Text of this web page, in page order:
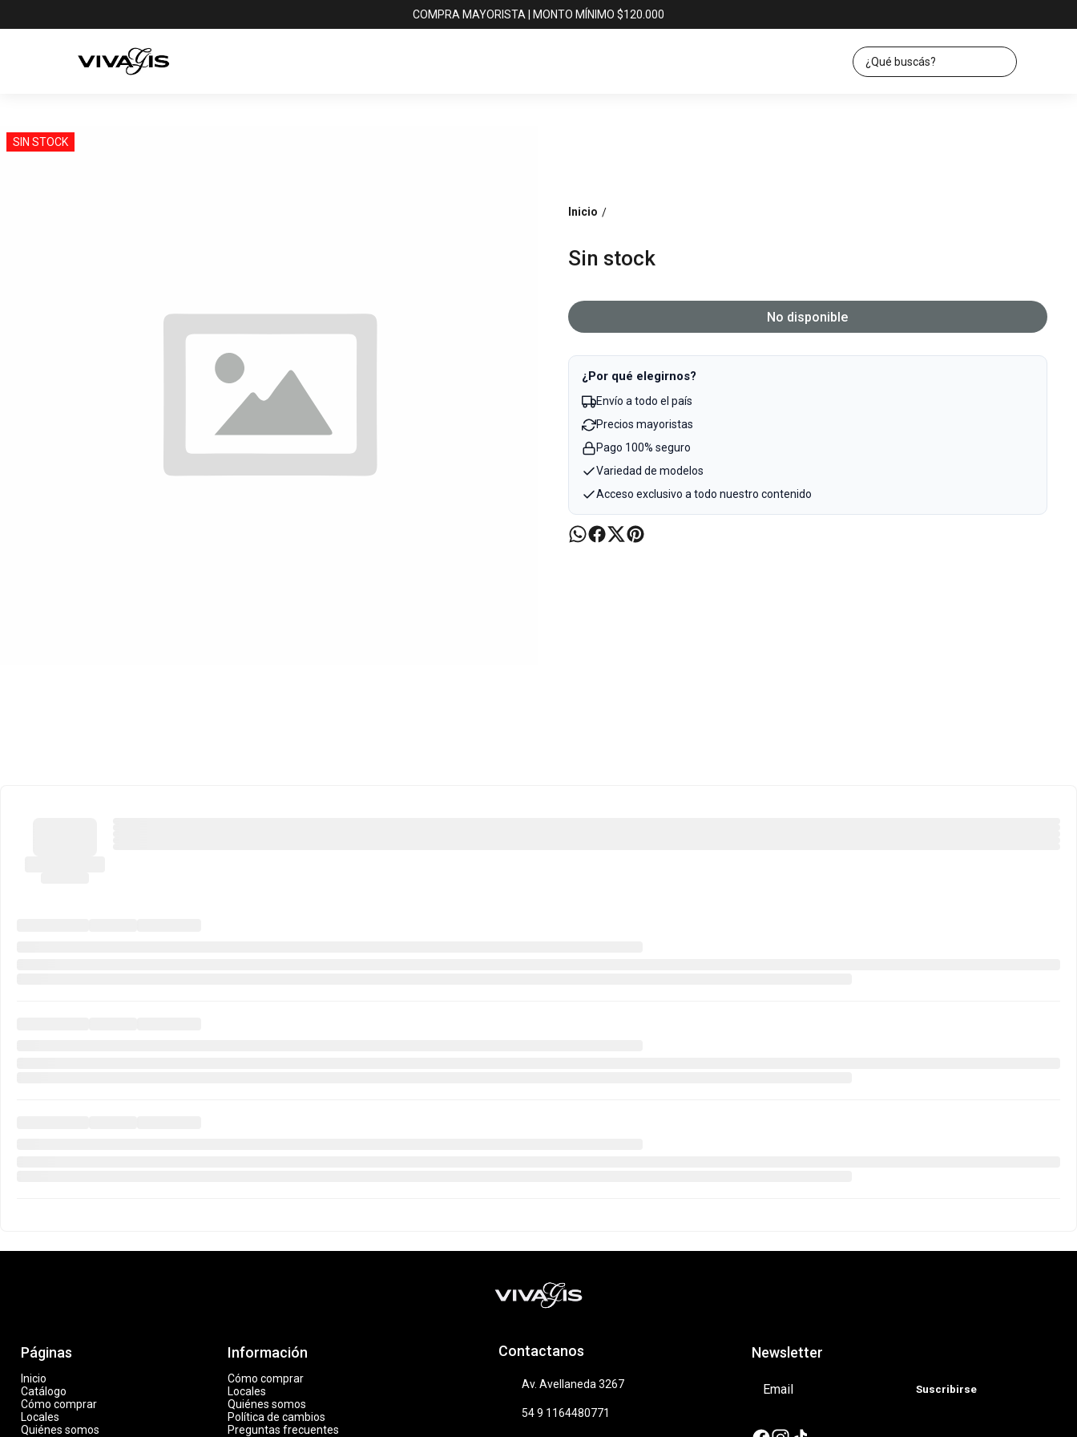
COMPRA MAYORISTA | MONTO MÍNIMO $120.000
SIN STOCK
Inicio /
Sin stock
No disponible
¿Por qué elegirnos?
Envío a todo el país
Precios mayoristas
Pago 100% seguro
Variedad de modelos
Acceso exclusivo a todo nuestro contenido
Páginas
Inicio
Catálogo
Cómo comprar
Locales
Quiénes somos
Información
Cómo comprar
Locales
Quiénes somos
Política de cambios
Preguntas frecuentes
Contactanos
Av. Avellaneda 3267
54 9 1164480771
Newsletter
Suscribirse